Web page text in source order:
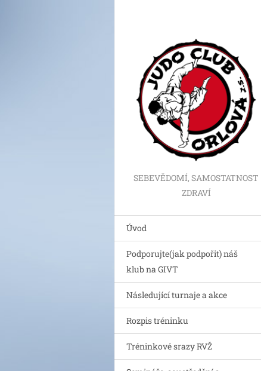
SEBEVĚDOMÍ, SAMOSTATNOST
ZDRAVÍ
Úvod
Podporujte(jak podpořit) náš
klub na GIVT
Následující turnaje a akce
Rozpis tréninku
Tréninkové srazy RVŽ